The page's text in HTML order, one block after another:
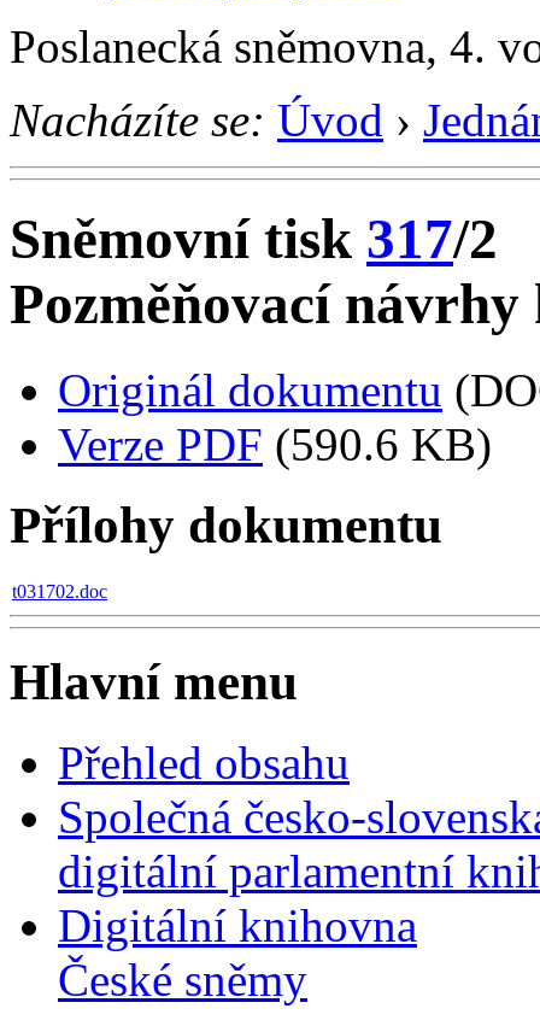
Poslanecká sněmovna, 4.
Nacházíte se: Úvod ›
Sněmovní tisk 317/2
Pozměňovací
Originál dokumentu
Verze PDF (590.6 KB)
Přílohy dokumentu
t031702.doc
Hlavní menu
Přehled obsahu
Společná česko-
digitální parlamentní
Digitální knihovna
České sněmy